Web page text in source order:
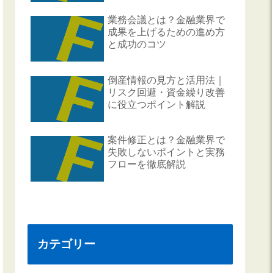
業務会議とは？金融業界で
成果を上げるための進め方
と成功のコツ
倒産情報の見方と活用法｜
リスク回避・資金繰り改善
に役立つポイント解説
案件修正とは？金融業界で
失敗しないポイントと実務
フローを徹底解説
カテゴリー